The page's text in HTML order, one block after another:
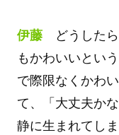
伊藤どうしたら
もかわいいとい
で際限なくかわ
て、「大丈夫か
静に生まれてしま